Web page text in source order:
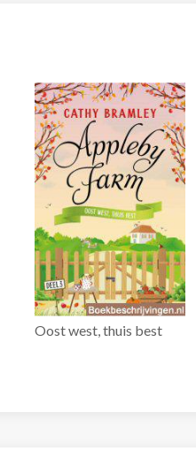
Oost west, thuis best